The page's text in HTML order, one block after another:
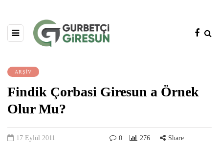
ARŞİV
Findik Çorbasi Giresun a Örnek
Olur Mu?
17 Eylül 2011 0 276 Share